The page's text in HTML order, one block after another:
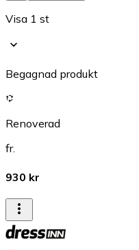
Visa 1 st
Begagnad produkt
Renoverad
fr.
930 kr